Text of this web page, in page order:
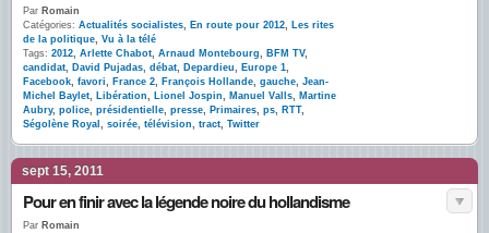
Par Romain
Catégories: Actualités socialistes, En route pour 2012, Les rites
de la politique, Vu à la télé
Tags: 2012, Arlette Chabot, Arnaud Montebourg, BFM TV,
candidat, David Pujadas, débat, Depardieu, Europe 1,
Facebook, favori, France 2, François Hollande, gauche, Jean-
Michel Baylet, Libération, Lionel Jospin, Manuel Valls, Martine
Aubry, police, présidentielle, presse, Primaires, ps, RTT,
Ségolène Royal , soirée, télévision, tract, Twitter
sept 15, 2011
Pour en finir avec la légende noire du hollandisme
Par Romain